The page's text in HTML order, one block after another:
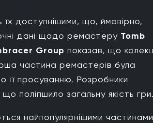
їх доступнішими, що, ймовірно,
дані щодо ремастеру Tomb
Group показав, що
частина ремастерів була
її просуванню. Розробники
поліпшило загальну якість
найпопулярнішими